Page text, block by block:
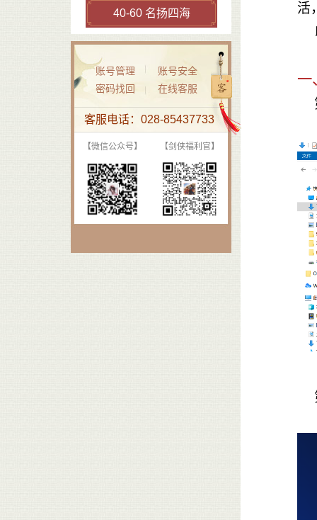
40-60 名扬四海
账号管理
账号安全
密码找回
在线客服
客服电话：028-85437733
【微信公众号】 【剑侠福利官】
活
一